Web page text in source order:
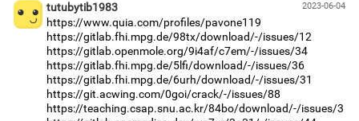
2023-06-04
tutubytib1983
https://www.quia.com/profiles/pavone119
https://gitlab.fhi.mpg.de/98tx/download/-/issues/12
https://gitlab.openmole.org/9i4af/c7em/-/issues/34
https://gitlab.fhi.mpg.de/5lfi/download/-/issues/36
https://gitlab.fhi.mpg.de/6urh/download/-/issues/31
https://git.acwing.com/0goi/crack/-/issues/88
https://teaching.csap.snu.ac.kr/84bo/download/-/issues/3